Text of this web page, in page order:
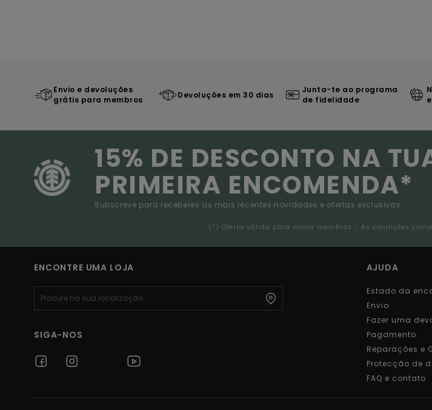
Envio e devoluções
grátis para membros
Devoluções em 30 dias
Junta-te ao programa
de fidelidade
15% DE DESCONTO NA
PRIMEIRA ENCOMENDA*
Subscreve para receberes as mais recentes novidades e ofertas exclusivas.
(*) Oferta válida para novos membros - As condições
ENCONTRE UMA LOJA
SIGA-NOS
AJUDA
Estado da
Envio
Fazer uma
Pagamento
Reparações e
Protecção de
FAQ e contato